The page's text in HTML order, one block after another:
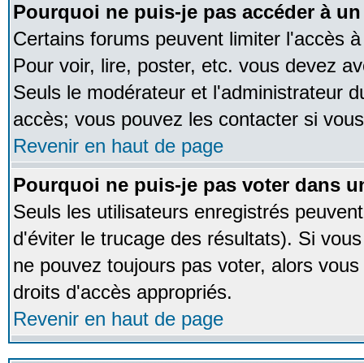
Pourquoi ne puis-je pas accéder à
Certains forums peuvent limiter l'accès
Pour voir, lire, poster, etc. vous devez
Seuls le modérateur et l'administrateur
accès; vous pouvez les contacter si
Revenir en haut de page
Pourquoi ne puis-je pas voter dans
Seuls les utilisateurs enregistrés
d'éviter le trucage des résultats). Si
ne pouvez toujours pas voter, alors
droits d'accès appropriés.
Revenir en haut de page